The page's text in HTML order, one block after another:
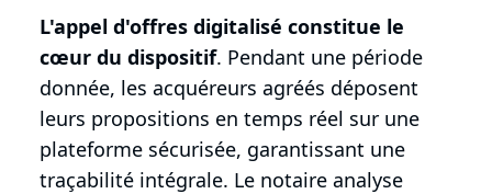
L'appel d'offres digitalisé constitue le
cœur du dispositif. Pendant une période
donnée, les acquéreurs agréés déposent
leurs propositions en temps réel sur une
plateforme sécurisée, garantissant une
traçabilité intégrale. Le notaire analyse